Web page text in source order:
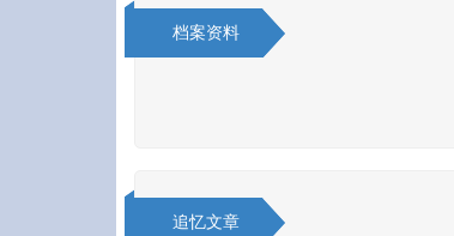
档案资料
追忆文章